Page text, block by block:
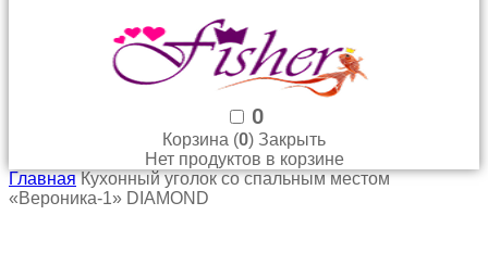
0
Корзина (0) Закрыть
Нет продуктов в корзине
Главная Кухонный уголок со спальным местом
«Вероника-1» DIAMOND